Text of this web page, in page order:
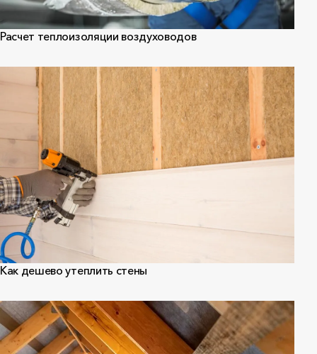
Расчет теплоизоляции воздуховодов
Как дешево утеплить стены